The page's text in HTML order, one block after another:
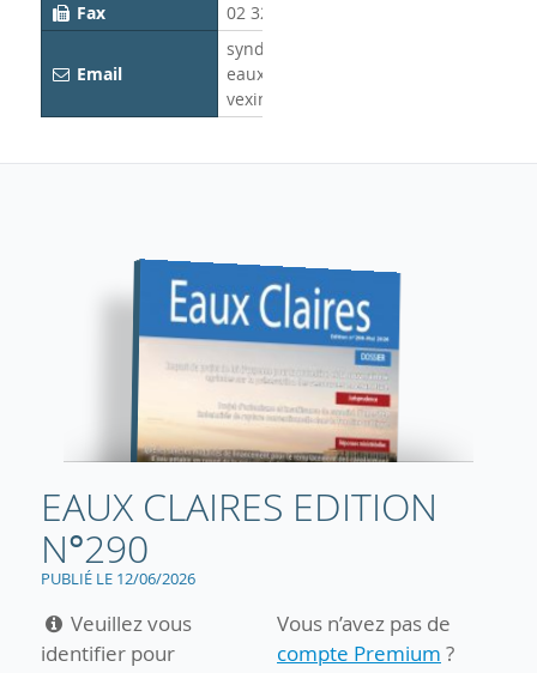
Fax
02 32 21 95 67
Email
syndicat-des-
eaux-du-
vexin@wanadoo.fr
EAUX CLAIRES EDITION
N°290
PUBLIÉ LE 12/06/2026
Veuillez vous
identifier pour
Vous n’avez pas de
compte Premium ?